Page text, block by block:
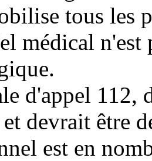
tous les
médical n'est
d'appel 112,
et devrait être
est en